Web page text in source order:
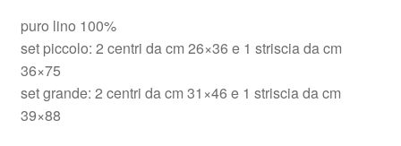
puro lino 100%
set piccolo: 2 centri da cm 26×36 e 1 striscia da cm
36×75
set grande: 2 centri da cm 31×46 e 1 striscia da cm
39×88